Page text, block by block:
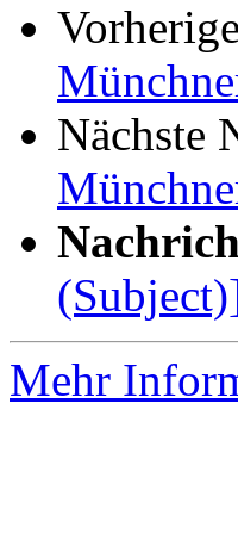
Nächste
Mehr